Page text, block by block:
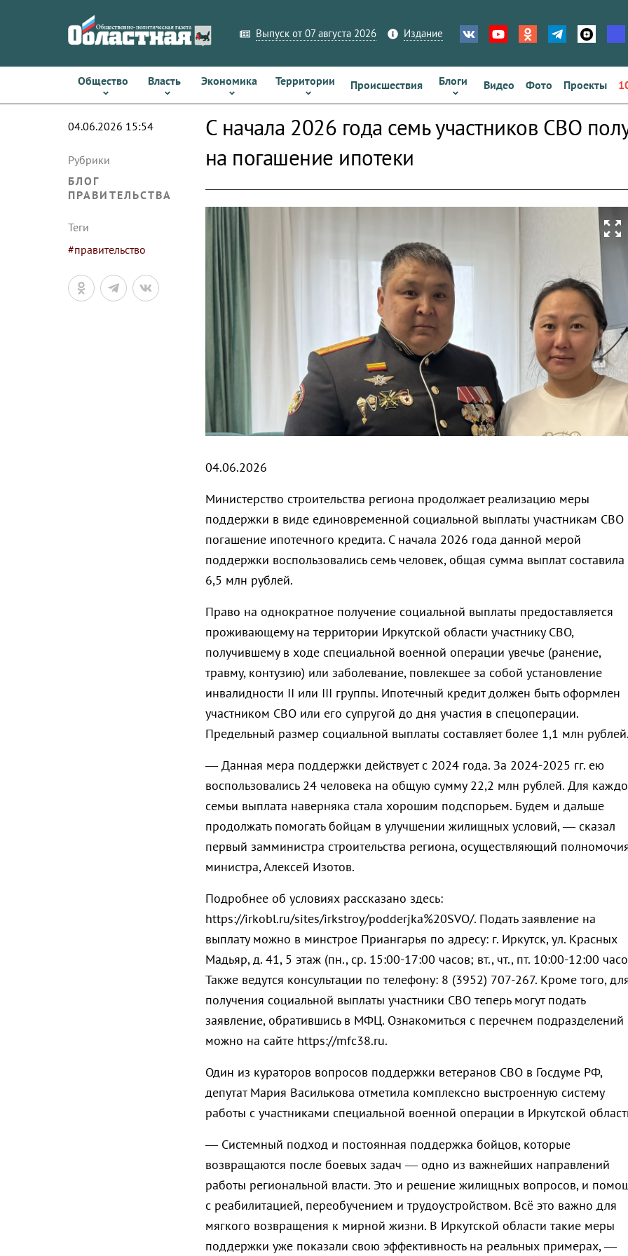
Выпуск от 07 августа 2026 Издание
Общество Власть Экономика Территории Происшествия Блоги Видео Фото Проекты
04.06.2026 15:54
Рубрики
БЛОГ
ПРАВИТЕЛЬСТВА
Теги
#правительство
С начала 2026 года семь участников СВО
на погашение ипотеки
zoom_out_map
04.06.2026
Министерство строительства региона продолжает реализацию меры
поддержки в виде единовременной социальной выплаты участникам СВО
погашение ипотечного кредита. С начала 2026 года данной мерой
поддержки воспользовались семь человек, общая сумма выплат составила
6,5 млн рублей.
Право на однократное получение социальной выплаты предоставляется
проживающему на территории Иркутской области участнику СВО,
получившему в ходе специальной военной операции увечье (ранение,
травму, контузию) или заболевание, повлекшее за собой установление
инвалидности II или III группы. Ипотечный кредит должен быть оформлен
участником СВО или его супругой до дня участия в спецоперации.
Предельный размер социальной выплаты составляет более 1,1 млн
— Данная мера поддержки действует с 2024 года. За 2024-2025 гг. ею
воспользовались 24 человека на общую сумму 22,2 млн рублей. Для
семьи выплата наверняка стала хорошим подспорьем. Будем и дальше
продолжать помогать бойцам в улучшении жилищных условий, — сказал
первый замминистра строительства региона, осуществляющий
министра, Алексей Изотов.
Подробнее об условиях рассказано здесь:
https://irkobl.ru/sites/irkstroy/podderjka%20SVO/. Подать заявление на
выплату можно в минстрое Приангарья по адресу: г. Иркутск, ул. Красных
Мадьяр, д. 41, 5 этаж (пн., ср. 15:00-17:00 часов; вт., чт., пт. 10:00-12:00
Также ведутся консультации по телефону: 8 (3952) 707-267. Кроме того,
получения социальной выплаты участники СВО теперь могут подать
заявление, обратившись в МФЦ. Ознакомиться с перечнем подразделений
можно на сайте https://mfc38.ru.
Один из кураторов вопросов поддержки ветеранов СВО в Госдуме РФ,
депутат Мария Василькова отметила комплексно выстроенную систему
работы с участниками специальной военной операции в Иркутской
— Системный подход и постоянная поддержка бойцов, которые
возвращаются после боевых задач — одно из важнейших направлений
работы региональной власти. Это и решение жилищных вопросов, и
с реабилитацией, переобучением и трудоустройством. Всё это важно для
мягкого возвращения к мирной жизни. В Иркутской области такие меры
поддержки уже показали свою эффективность на реальных примерах, —